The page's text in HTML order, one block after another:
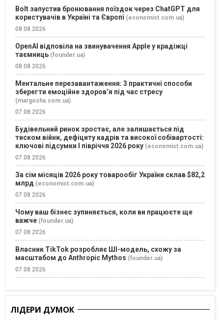
Bolt запустив бронювання поїздок через ChatGPT для
користувачів в Україні та Європі (economist.com.ua)
08.08.2026
OpenAI відповіла на звинувачення Apple у крадіжці
таємниць (founder.ua)
08.08.2026
Ментальне перезавантаження: 3 практичні способи
зберегти емоційне здоров’я під час стресу
(margosha.com.ua)
07.08.2026
Будівельний ринок зростає, але залишається під
тиском війни, дефіциту кадрів та високої собівартості:
ключові підсумки І півріччя 2026 року (economist.com.ua)
07.08.2026
За сім місяців 2026 року товарообіг України склав $82,2
млрд (economist.com.ua)
07.08.2026
Чому ваш бізнес зупиняється, коли ви працюєте ще
важче (founder.ua)
07.08.2026
Власник TikTok розробляє ШІ-модель, схожу за
масштабом до Anthropic Mythos (founder.ua)
07.08.2026
ЛІДЕРИ ДУМОК